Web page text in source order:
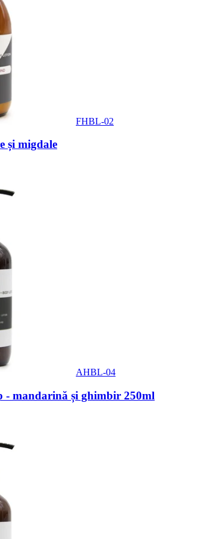
FHBL-02
și migdale
AHBL-04
- mandarină și ghimbir 250ml